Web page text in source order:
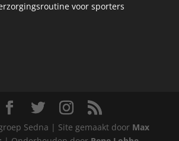
voor sporters
Sedna | Site gemaakt door Max